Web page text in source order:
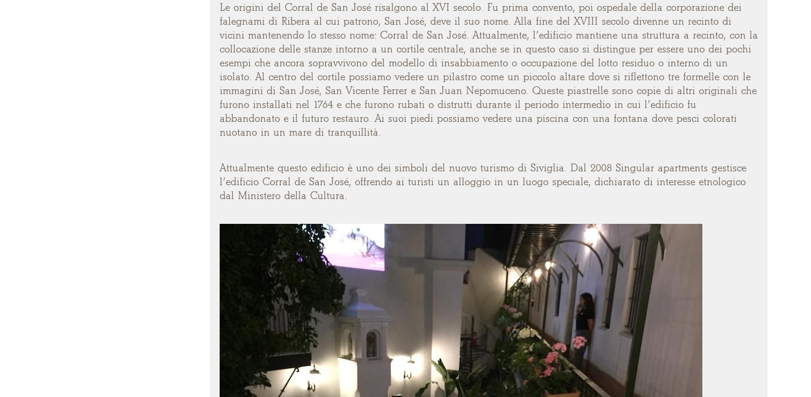
Le origini del Corral de San José risalgono al XVI secolo. Fu prima convento, poi ospedale della corporazione dei
falegnami di Ribera al cui patrono, San José, deve il suo nome. Alla fine del XVIII secolo divenne un recinto di
vicini mantenendo lo stesso nome: Corral de San José. Attualmente, l’edificio mantiene una struttura a recinto, con la
collocazione delle stanze intorno a un cortile centrale, anche se in questo caso si distingue per essere uno dei pochi
esempi che ancora sopravvivono del modello di insabbiamento o occupazione del lotto residuo o interno di un
isolato. Al centro del cortile possiamo vedere un pilastro come un piccolo altare dove si riflettono tre formelle con le
immagini di San José, San Vicente Ferrer e San Juan Nepomuceno. Queste piastrelle sono copie di altri originali che
furono installati nel 1764 e che furono rubati o distrutti durante il periodo intermedio in cui l’edificio fu
abbandonato e il futuro restauro. Ai suoi piedi possiamo vedere una piscina con una fontana dove pesci colorati
nuotano in un mare di tranquillità.
Attualmente questo edificio è uno dei simboli del nuovo turismo di Siviglia. Dal 2008 Singular apartments gestisce
l’edificio Corral de San José, offrendo ai turisti un alloggio in un luogo speciale, dichiarato di interesse etnologico
dal Ministero della Cultura.